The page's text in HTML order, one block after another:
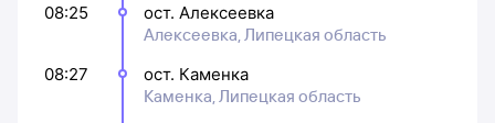
08:25
ост. Алексеевка
Алексеевка, Липецкая область
08:27
ост. Каменка
Каменка, Липецкая область